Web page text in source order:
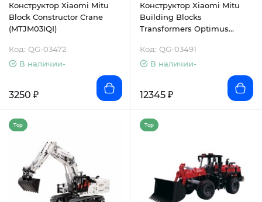
Конструктор Xiaomi Mitu
Block Сonstructor Crane
(MTJM03IQI)
Код: QG-03472
В наличии-
3250 ₽
Конструктор Xiaomi Mitu
Building Blocks
Transformers Optimus
Код: QG-03491
В наличии-
12345 ₽
Top Top